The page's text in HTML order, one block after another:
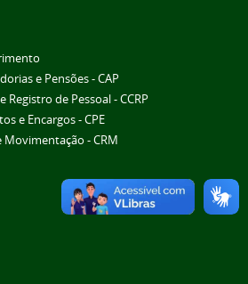
e Pensões - CAP
de Pessoal - CCRP
e Encargos - CPE
- CRM